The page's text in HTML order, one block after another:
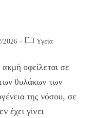
2026
PostYγεία
οφείλεται σε
των θυλάκων των
της νόσου, σε
έχει γίνει